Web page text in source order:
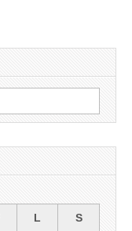
L S